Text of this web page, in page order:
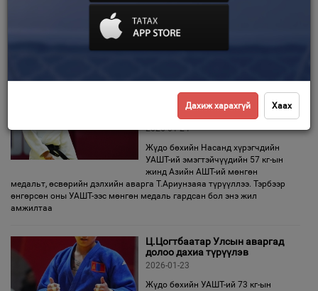
төв Чингис хотноо хоёр дахь өдрөө
явагдаж байна. Өнөөдөр эрэгтэйчүүдийн 60, 66, 81 кг,
эмэгтэйчүүдийн 48 кг, 52, 63 кг-ын жингийн аваргууд тодорно.
Т.Ариунзаяа насанд
хүрэгчдийн УАШТ-д анх удаа
түрүүллээ
2026-01-24
Жүдо бөхийн Насанд хүрэгчдийн
УАШТ-ий эмэгтэйчүүдийн 57 кг-ын
жинд Азийн АШТ-ий мөнгөн
медальт, өсвөрийн дэлхийн аварга Т.Ариунзаяа түрүүллээ. Тэрбээр
өнгөрсөн оны УАШТ-ээс мөнгөн медаль гардсан бол энэ жил
амжилтаа
Ц.Цогтбаатар Улсын аваргад
долоо дахиа түрүүлэв
2026-01-23
Жүдо бөхийн УАШТ-ий 73 кг-ын
Дахиж харахгүй Хаах